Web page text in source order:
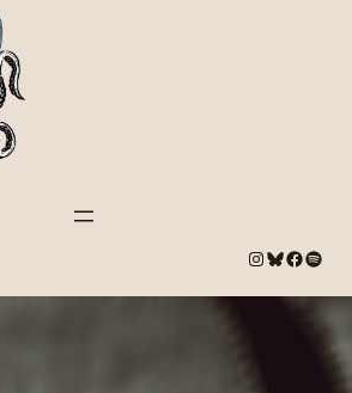
# Bluesky # Spotify